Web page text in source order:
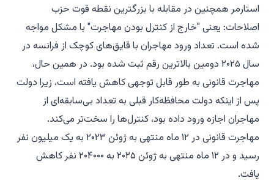
استارمر همچنین در مقابله با بزرگترین نقطه قوت حزب
اصلاحات: یعنی "خارج از کنترل بودن مهاجرت" با مشکل مواجه
شده است. تعداد ورود مهاجران با قایق‌های کوچک از فرانسه در
سال ۲۰۲۵ دومین بالاترین رقم ثبت شده بود. در همین حال،
مهاجرت قانونی به طور قابل توجهی کاهش یافته است، زیرا دولت
پس از اینکه دولت محافظه‌کار قبلی به تعداد بی‌سابقه‌ای از
مهاجران اجازه ورود داده بود، کنترل‌ها را سخت‌تر می‌کند.
مهاجرت قانونی در ۱۲ ماه منتهی به ژوئن ۲۰۲۳ به یک میلیون نفر
رسید و در ۱۲ ماه منتهی به ژوئن ۲۰۲۵ به ۲۰۴۰۰۰ نفر کاهش
یافت.